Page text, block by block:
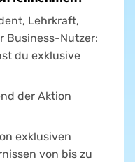
Lehrkraft,
Business-Nutzer:
du exklusive
der Aktion
exklusiven
von bis zu